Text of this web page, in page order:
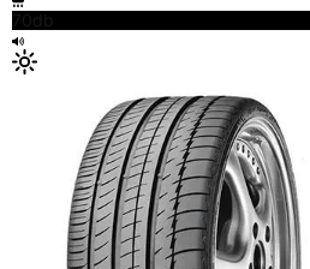
70db